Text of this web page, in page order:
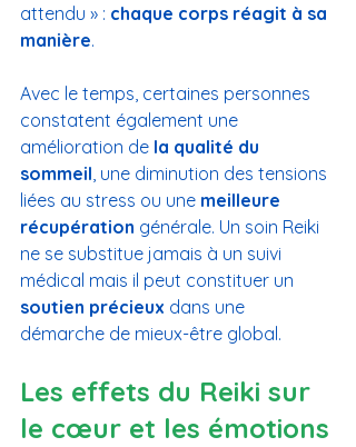
attendu » : chaque corps réagit à sa
manière.
Avec le temps, certaines personnes
constatent également une
amélioration de la qualité du
sommeil , une diminution des tensions
liées au stress ou une meilleure
récupération générale. Un soin Reiki
ne se substitue jamais à un suivi
médical mais il peut constituer un
soutien précieux dans une
démarche de mieux-être global.
Les effets du Reiki sur
le cœur et les émotions